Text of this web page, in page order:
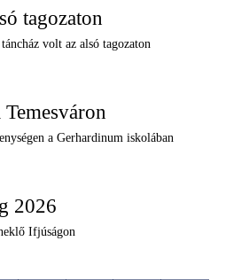
tagozaton
volt az alsó tagozaton
a Gerhardinum iskolában
2026
Ifjúságon